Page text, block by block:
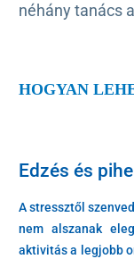
néhány tanács
HOGYAN
Edzés és
A stressztől
nem alszanak
aktivitás a legjobb